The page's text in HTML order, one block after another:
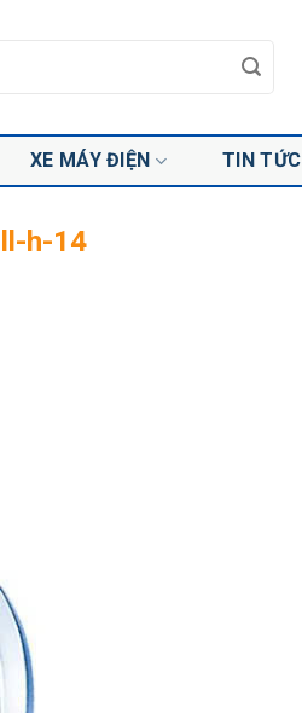
XE MÁY ĐIỆN TIN TỨC
h-14